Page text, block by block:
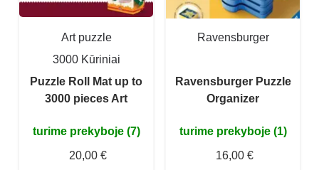
Art puzzle
3000 Kūriniai
Puzzle Roll Mat up to
3000 pieces Art
turime prekyboje (7)
20,00 €
Ravensburger
Ravensburger Puzzle
Organizer
turime prekyboje (1)
16,00 €